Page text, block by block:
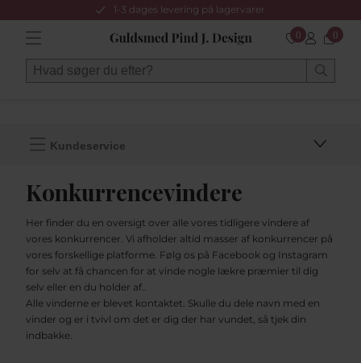
1-3 dages levering på lagervarer
0 0
Kundeservice
Konkurrencevindere
Her finder du en oversigt over alle vores tidligere vindere af
vores konkurrencer. Vi afholder altid masser af konkurrencer på
vores forskellige platforme. Følg os på Facebook og Instagram
for selv at få chancen for at vinde nogle lækre præmier til dig
selv eller en du holder af..
Alle vinderne er blevet kontaktet. Skulle du dele navn med en
vinder og er i tvivl om det er dig der har vundet, så tjek din
indbakke.